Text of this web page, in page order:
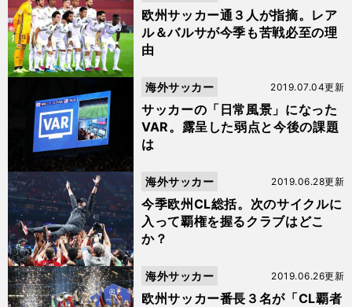
欧州サッカー通３人が指摘。レア
ル＆バルサが今季も苦戦必至の理
由
サッカーの「日常風景」になった
VAR。露呈した弱点と今後の課題
は
2019.07.04更新
海外サッカー
今季欧州CL総括。次のサイクルに
入って覇権を握るクラブはどこ
か？
2019.06.28更新
海外サッカー
欧州サッカー番長３名が「CL覇者
2019.06.26更新
海外サッカー